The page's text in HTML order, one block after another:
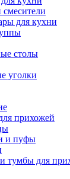
для кухни
столы
уголки
прихожей
и пуфы
тумбы для